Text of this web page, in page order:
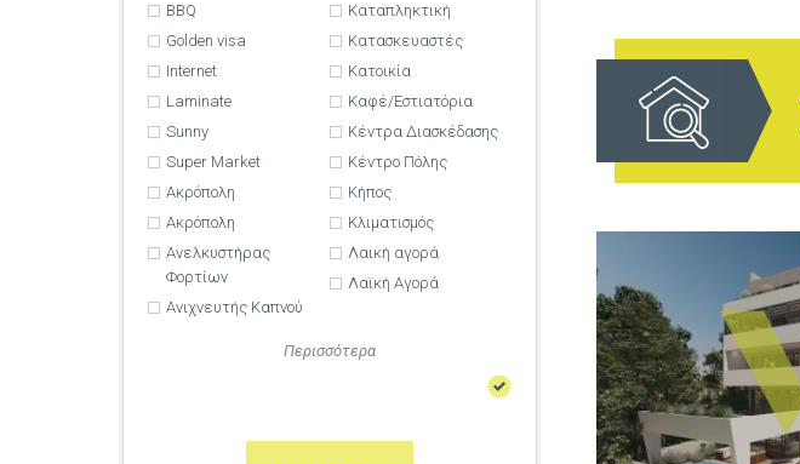
BBQ
Golden visa
Internet
Laminate
Sunny
Super Market
Ακρόπολη
Ακρόπολη
Ανελκυστήρας
Φορτίων
Ανιχνευτής Καπνού
Καταπληκτική
Κατασκευαστές
Κατοικία
Καφέ/Εστιατόρια
Κέντρα Διασκέδασης
Κέντρο Πόλης
Κήπος
Κλιματισμός
Λαική αγορά
Λαϊκή Αγορά
Περισσότερα